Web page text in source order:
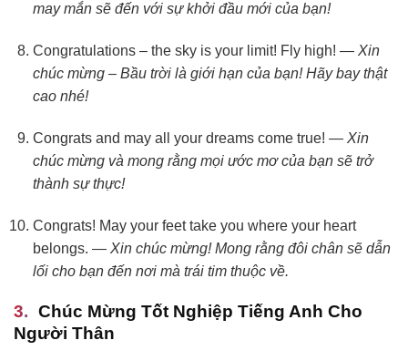
may mắn sẽ đến với sự khởi đầu mới của bạn!
Congratulations – the sky is your limit! Fly high! — Xin
chúc mừng – Bầu trời là giới hạn của bạn! Hãy bay thật
cao nhé!
Congrats and may all your dreams come true! — Xin
chúc mừng và mong rằng mọi ước mơ của bạn sẽ trở
thành sự thực!
Congrats! May your feet take you where your heart
belongs. — Xin chúc mừng! Mong rằng đôi chân sẽ dẫn
lối cho bạn đến nơi mà trái tim thuộc về.
Chúc Mừng Tốt Nghiệp Tiếng Anh Cho
Người Thân